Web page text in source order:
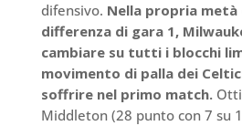
difensivo. Nella propria metà
differenza di gara 1,
cambiare su tutti i blocchi
movimento di palla dei
soffrire nel primo match.
Middleton (28 punto con 7 su